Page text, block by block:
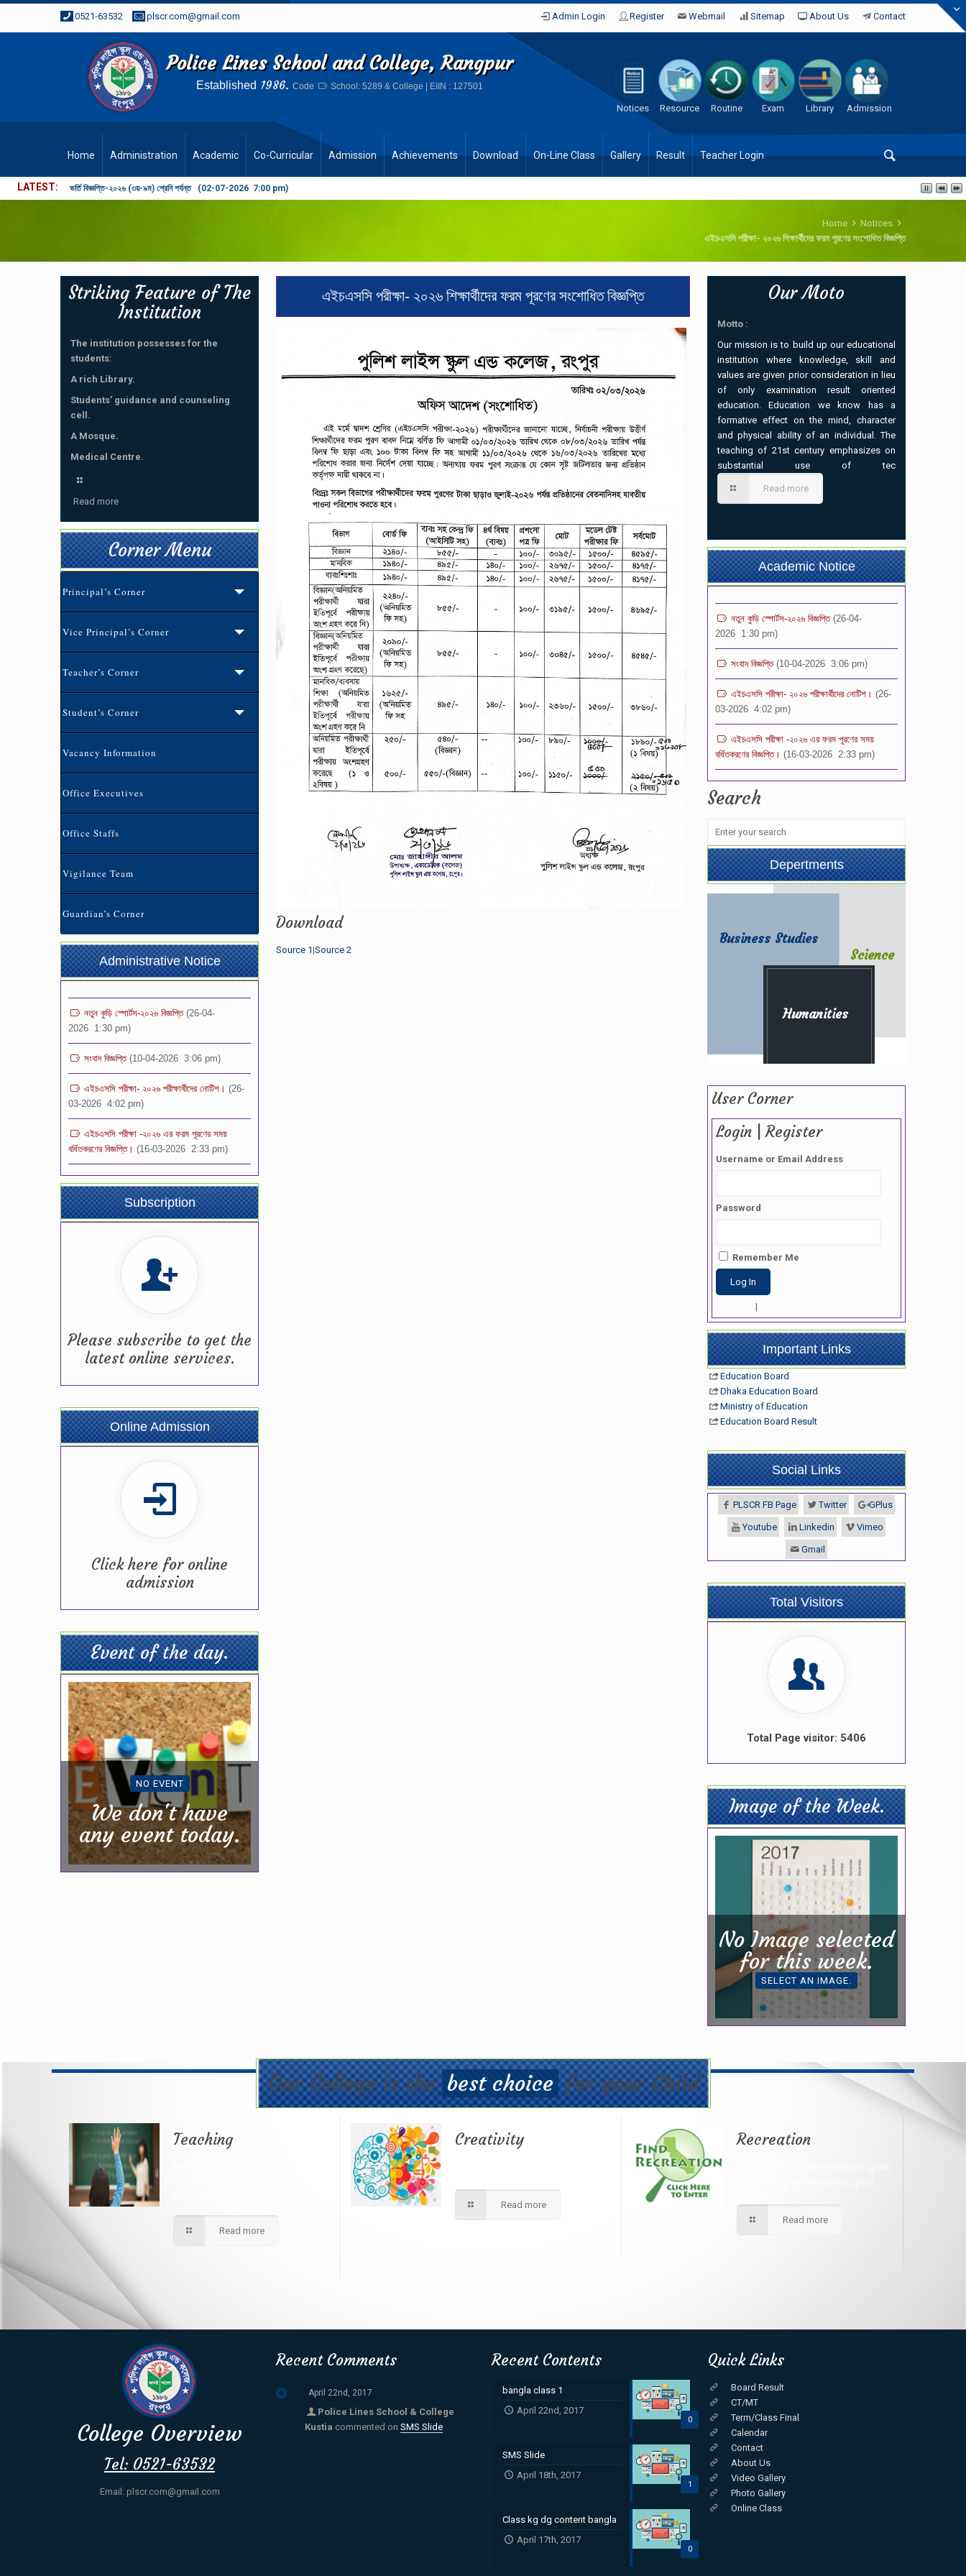
0521-63532 plscr.com@gmail.com
Police Lines School and College, Rangpur
Established 1986.Code School: 5289 & College | EIIN : 127501
Admin Login Register Webmail Sitemap About Us Contact
Home Administration Academic Co-Curricular Admission Achievements Download On-Line Class Gallery Result Teacher Login
Notices Resource Routine Exam Library Admission
LATEST প্রতিষ্ঠান বন্ধের বিজ্ঞপ্তি (21-05-2026 1:12 pm)
Home
Notices
এইচএসসি পরীক্ষা- ২০২৬ শিক্ষার্থীদের ফরম পূরণের সংশোধিত বিজ্ঞপ্তি
Striking Feature of The
Institution
The institution possesses for the
students:
A rich Library.
Students’ guidance and counseling
cell.
A Mosque.
Medical Centre.
Read more
Corner Menu
Principal’s Corner
Vice Principal’s Corner
Teacher’s Corner
Student’s Corner
Vacancy Information
Office Executives
Office Staffs
Vigilance Team
Guardian’s Corner
Administrative Notice
ভর্তি বিজ্ঞপ্তি-২০২৬ (৩য়-৯ম) শ্রেনি পর্যন্ত
প্রতিষ্ঠান বন্ধের বিজ্ঞপ্তি
১০ম শ্রেণির অভিভাবক সমাবেশ এর বিজ্ঞপ্তি (04-05-
2026 8:37 am)
2026 1:30 pm)
03-2026 4:02 pm)
বর্ধিতকরণের বিজ্ঞপ্তি।
2026 11:04 pm)
ভর্তি পরীক্ষার ফলাফল -২০২৬ স্কুল শাখা (১ম-৯ম)
শ্রেণি (08-03-2026 2:32 pm)
শিক্ষক নিয়োগ বিজ্ঞপ্তি -২০২৬
(08-03-
Subscription
Please subscribe to get the
latest online services.
Online Admission
Click here for online
admission
Event of the day.
NO EVENT
We don't have
any event today.
এইচএসসি পরীক্ষা- ২০২৬ শিক্ষার্থীদের ফরম পূরণের সংশোধিত বিজ্ঞপ্তি
Download
Source 1|Source 2
Our Moto
Motto :
Our mission is to build up our educational
institution where knowledge, skill and
values are given prior consideration in lieu
of only examination result oriented
education. Education we know has a
formative effect on the mind, character
and physical ability of an individual. The
teaching of 21st century emphasizes on
substantial use of tec
Read more
Academic Notice
ভর্তি বিজ্ঞপ্তি-২০২৬ (৩য়-৯ম) শ্রেনি পর্যন্ত
2026 7:00 pm)
১০ম শ্রেণির অভিভাবক সমাবেশ এর বিজ্ঞপ্তি (04-05-
2026 8:37 am)
2026 1:30 pm)
03-2026 4:02 pm)
বর্ধিতকরণের বিজ্ঞপ্তি।
2026 11:04 pm)
শিক্ষক নিয়োগ বিজ্ঞপ্তি -২০২৬ (08-03-
2026 12:00 pm)
Search
Depertments
Humanities
Business Studies
Science
User Corner
Login | Register
Username or Email Address
Password
Remember Me
|
Important Links
Education Board
Dhaka Education Board
Ministry of Education
Education Board Result
Social Links
PLSCR FB Page Twitter GPlus
Youtube Linkedin Vimeo
Gmail
Total Visitors
Total Page visitor: 5406
Image of the Week.
No Image selected
for this week.
SELECT AN IMAGE.
Our College is the best choicefor your Child
Teaching
Read more
Creativity
Read more
Recreation
Read more
College Overview
Tel: 0521-63532
Email: plscr.com@gmail.com
Recent Comments
April 22nd, 2017
Police Lines School & College
Kustia commented on SMS Slide
Recent Contents
0
bangla class 1
April 22nd, 2017
1
SMS Slide
April 18th, 2017
0
Class kg dg content bangla
April 17th, 2017
Quick Links
Board Result
CT/MT
Term/Class Final
Calendar
Contact
About Us
Video Gallery
Photo Gallery
Online Class